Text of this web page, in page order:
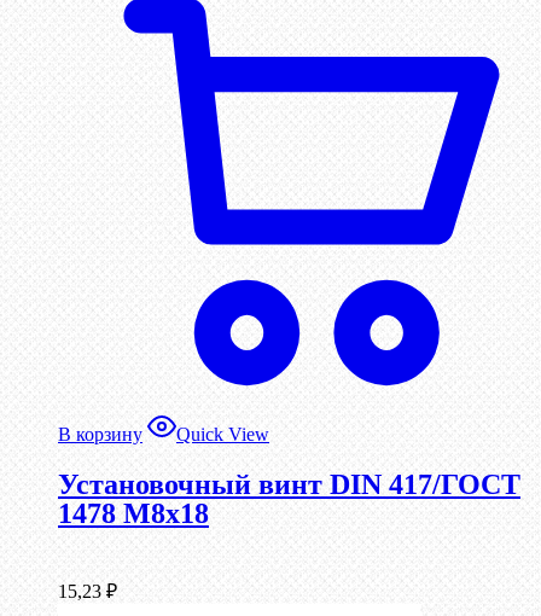
В корзину Quick View
Установочный винт DIN 417/ГОСТ
1478 М8х18
15,23 ₽